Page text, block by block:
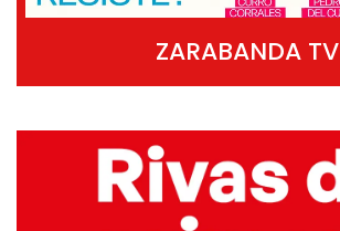
ZARABANDA TV